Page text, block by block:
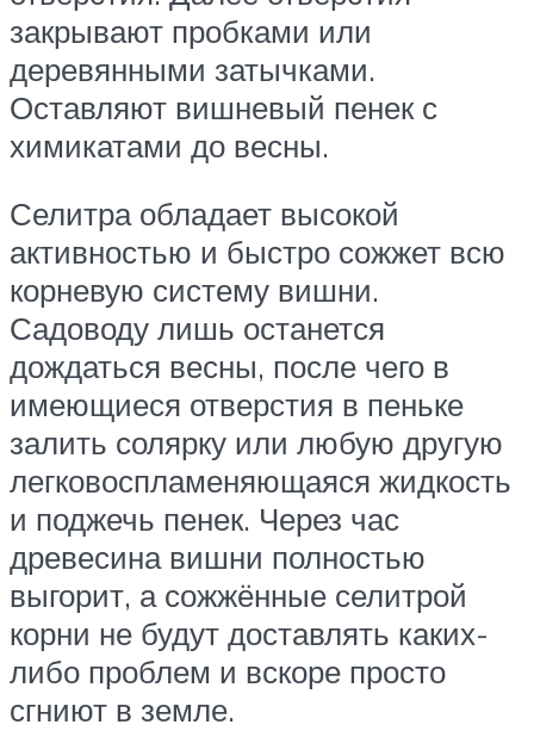
закрывают пробками или
деревянными затычками.
Оставляют вишневый пенек с
химикатами до весны.
Селитра обладает высокой
активностью и быстро сожжет всю
корневую систему вишни.
Садоводу лишь останется
дождаться весны, после чего в
имеющиеся отверстия в пеньке
залить солярку или любую другую
легковоспламеняющаяся жидкость
и поджечь пенек. Через час
древесина вишни полностью
выгорит, а сожжённые селитрой
корни не будут доставлять каких-
либо проблем и вскоре просто
сгниют в земле.